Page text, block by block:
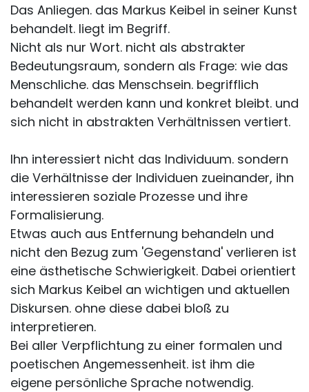
Das Anliegen. das Markus Keibel in seiner Kunst
behandelt. liegt im Begriff.
Nicht als nur Wort. nicht als abstrakter
Bedeutungsraum, sondern als Frage: wie das
Menschliche. das Menschsein. begrifflich
behandelt werden kann und konkret bleibt. und
sich nicht in abstrakten Verhältnissen vertiert.
Ihn interessiert nicht das Individuum. sondern
die Verhältnisse der Individuen zueinander, ihn
interessieren soziale Prozesse und ihre
Formalisierung.
Etwas auch aus Entfernung behandeln und
nicht den Bezug zum 'Gegenstand' verlieren ist
eine ästhetische Schwierigkeit. Dabei orientiert
sich Markus Keibel an wichtigen und aktuellen
Diskursen. ohne diese dabei bloß zu
interpretieren.
Bei aller Verpflichtung zu einer formalen und
poetischen Angemessenheit. ist ihm die
eigene persönliche Sprache notwendig.